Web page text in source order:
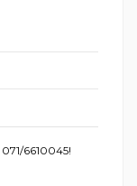
071/6610045!